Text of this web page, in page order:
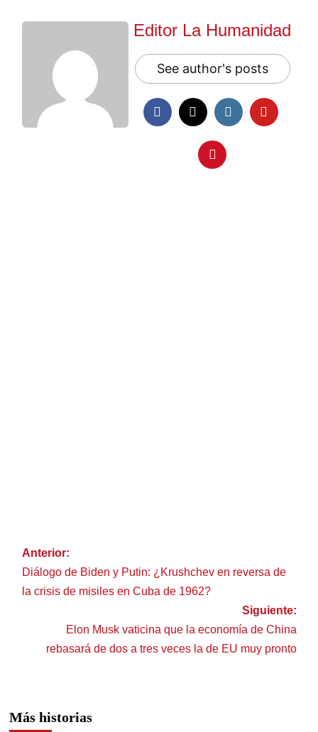
Editor La Humanidad
See author's posts
Anterior:
Diálogo de Biden y Putin: ¿Krushchev en reversa de
la crisis de misiles en Cuba de 1962?
Siguiente:
Elon Musk vaticina que la economía de China
rebasará de dos a tres veces la de EU muy pronto
Más historias